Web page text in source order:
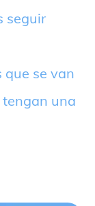
seguir
que se van
tengan una